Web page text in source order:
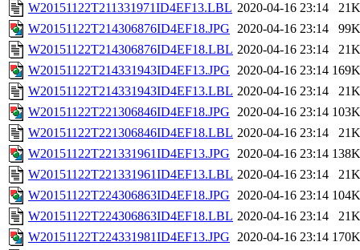
W20151122T211331971ID4EF13.LBL 2020-04-16 23:14
21K
W20151122T214306876ID4EF18.JPG 2020-04-16 23:14
99K
W20151122T214306876ID4EF18.LBL 2020-04-16 23:14
21K
W20151122T214331943ID4EF13.JPG 2020-04-16 23:14 169K
W20151122T214331943ID4EF13.LBL 2020-04-16 23:14
21K
W20151122T221306846ID4EF18.JPG 2020-04-16 23:14 103K
W20151122T221306846ID4EF18.LBL 2020-04-16 23:14
21K
W20151122T221331961ID4EF13.JPG 2020-04-16 23:14 138K
W20151122T221331961ID4EF13.LBL 2020-04-16 23:14
21K
W20151122T224306863ID4EF18.JPG 2020-04-16 23:14 104K
W20151122T224306863ID4EF18.LBL 2020-04-16 23:14
21K
W20151122T224331981ID4EF13.JPG 2020-04-16 23:14 170K